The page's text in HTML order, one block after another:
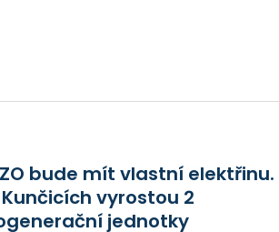
bude mít vlastní elektřinu.
vyrostou 2
jednotky